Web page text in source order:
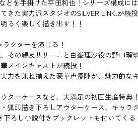
を手掛けた平田和也！シリーズ構成に
きた実力派スタジオのSILVER LINK.が
るく楽しく描き出す！！
クターを演じる！
その親友サリーこと白峯理沙役の野口
メインキャストが続投！
力を兼ね揃えた豪華声優陣が、魅力的な
ーケースなど、大満足の初回生産特典！
狐印描き下ろしアウターケース、キャ
下ろし小説付きブックレットも付いてく